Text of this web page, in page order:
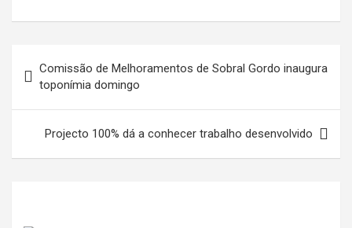
de
artigos
Comissão de Melhoramentos de Sobral Gordo inaugura
toponímia domingo
Projecto 100% dá a conhecer trabalho desenvolvido